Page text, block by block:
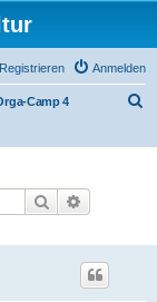
Anmelden
Registrieren
Camp 4
Suche